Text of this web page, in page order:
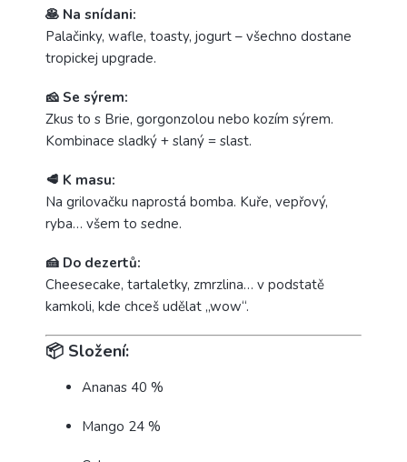
🥞 Na snídani:
Palačinky, wafle, toasty, jogurt – všechno dostane
tropickej upgrade.
🧀 Se sýrem:
Zkus to s Brie, gorgonzolou nebo kozím sýrem.
Kombinace sladký + slaný = slast.
🥩 K masu:
Na grilovačku naprostá bomba. Kuře, vepřový,
ryba… všem to sedne.
🍰 Do dezertů:
Cheesecake, tartaletky, zmrzlina… v podstatě
kamkoli, kde chceš udělat „wow“.
📦 Složení:
Ananas 40 %
Mango 24 %